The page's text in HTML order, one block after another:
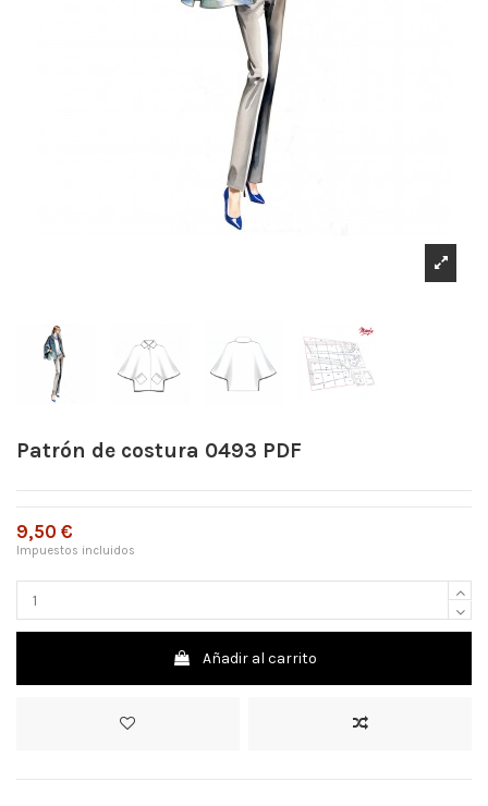
Patrón de costura 0493 PDF
9,50 €
Impuestos incluidos
Añadir al carrito